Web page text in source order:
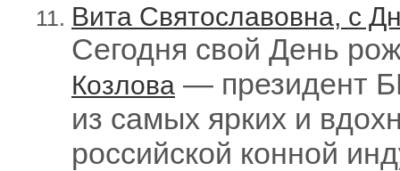
Вита Святославовна, с
Сегодня свой День
Козлова — президент
из самых ярких и
российской конной